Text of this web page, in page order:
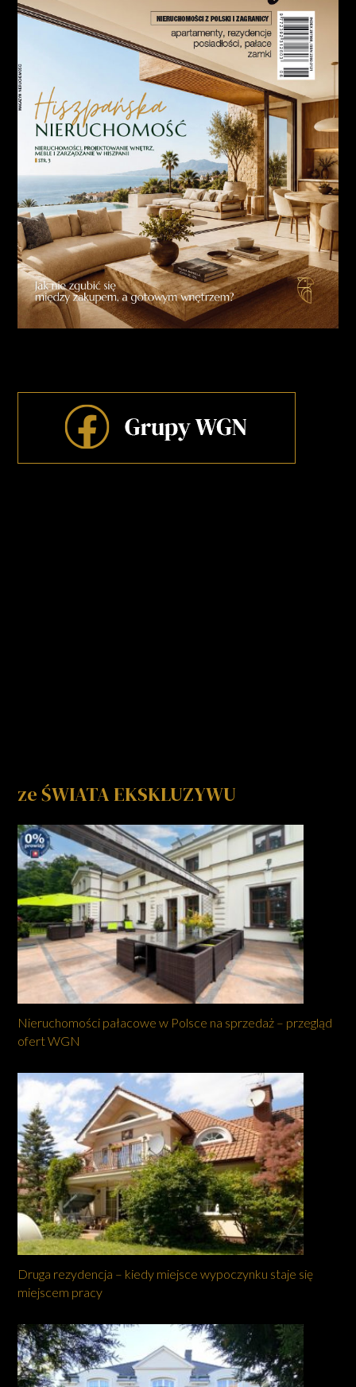
ze ŚWIATA EKSKLUZYWU
Nieruchomości pałacowe w Polsce na sprzedaż – przegląd
ofert WGN
Druga rezydencja – kiedy miejsce wypoczynku staje się
miejscem pracy